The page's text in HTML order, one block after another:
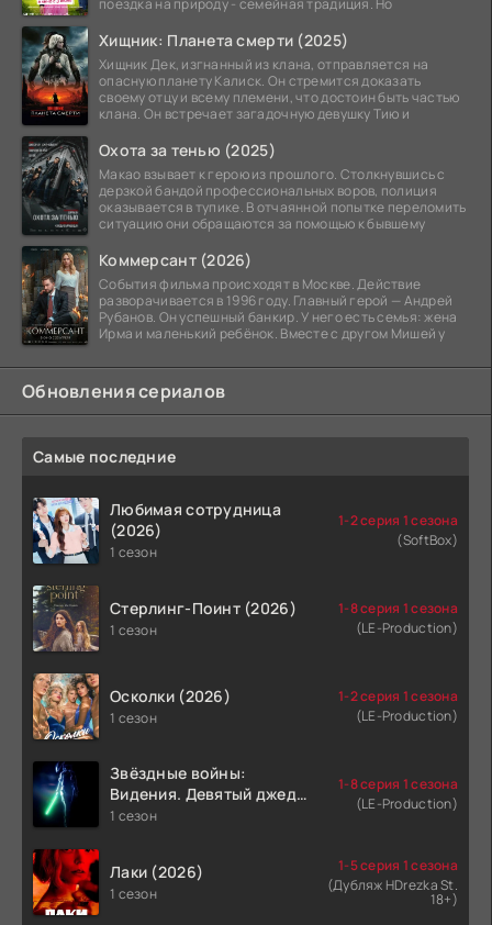
Хищник: Планета смерти (2025)
Хищник Дек, изгнанный из клана, отправляется на
опасную планету Калиск. Он стремится доказать
своему отцу и всему племени, что достоин быть частью
клана. Он встречает загадочную девушку Тию и
Охота за тенью (2025)
Макао взывает к герою из прошлого. Столкнувшись с
дерзкой бандой профессиональных воров, полиция
оказывается в тупике. В отчаянной попытке переломить
ситуацию они обращаются за помощью к бывшему
Коммерсант (2026)
События фильма происходят в Москве. Действие
разворачивается в 1996 году. Главный герой — Андрей
Рубанов. Он успешный банкир. У него есть семья: жена
Ирма и маленький ребёнок. Вместе с другом Мишей у
Обновления сериалов
Самые последние
Любимая сотрудница
(2026)
1 сезон
1-2 серия 1 сезона
(SoftBox)
Стерлинг-Поинт (2026)
1 сезон
1-8 серия 1 сезона
(LE-Production)
Осколки (2026)
1 сезон
1-2 серия 1 сезона
(LE-Production)
Звёздные войны:
Видения. Девятый джедай
(2026)
1 сезон
1-8 серия 1 сезона
(LE-Production)
Лаки (2026)
1 сезон
1-5 серия 1 сезона
(Дубляж HDrezka St.
18+)